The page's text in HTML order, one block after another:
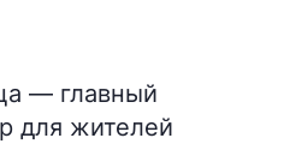
— главный
для жителей